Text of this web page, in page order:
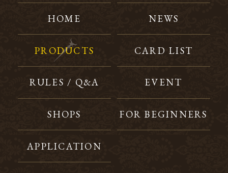
HOME NEWS
PRODUCTS CARD LIST
RULES / Q&A EVENT
SHOPS FOR BEGINNERS
APPLICATION